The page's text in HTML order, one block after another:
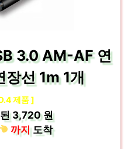
3.0 AM-AF 연
장선 1m 1개
제품 ]
3,720 원
까지도착